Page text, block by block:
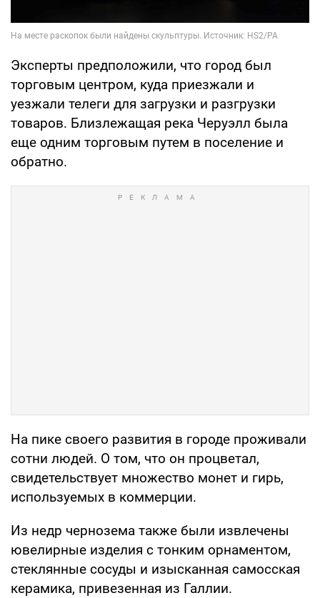
Эксперты предположили, что город был
торговым центром, куда приезжали и
уезжали телеги для загрузки и разгрузки
товаров. Близлежащая река Черуэлл была
еще одним торговым путем в поселение и
обратно.
На пике своего развития в городе проживали
сотни людей. О том, что он процветал,
свидетельствует множество монет и гирь,
используемых в коммерции.
Из недр чернозема также были извлечены
ювелирные изделия с тонким орнаментом,
стеклянные сосуды и изысканная самосская
керамика, привезенная из Галлии.